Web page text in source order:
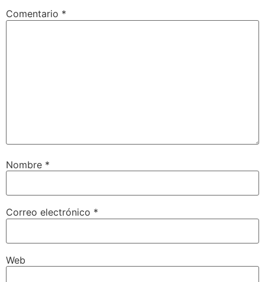
Comentario *
Nombre *
Correo electrónico *
Web